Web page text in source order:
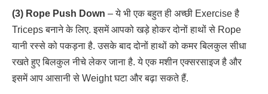
(3) Rope Push Down – ये भी एक बहुत ही अच्छी Exercise है
Triceps बनाने के लिए. इसमें आपको खड़े होकर दोनों हाथों से Rope
यानी रस्से को पकड़ना है. उसके बाद दोनों हाथों को कमर बिलकुल सीधा
रखते हुए बिलकुल नीचे लेकर जाना है. ये एक मशीन एक्सरसाइज है और
इसमें आप आसानी से Weight घटा और बढ़ा सकते हैं.